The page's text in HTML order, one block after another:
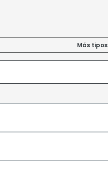
Más tipos